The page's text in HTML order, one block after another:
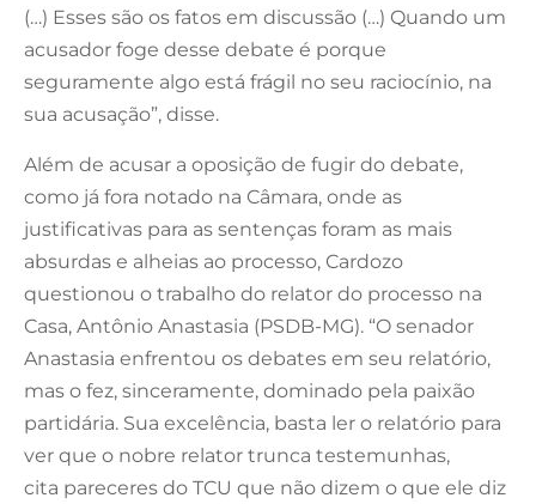
(…) Esses são os fatos em discussão (…) Quando um
acusador foge desse debate é porque
seguramente algo está frágil no seu raciocínio, na
sua acusação”, disse.
Além de acusar a oposição de fugir do debate,
como já fora notado na Câmara, onde as
justificativas para as sentenças foram as mais
absurdas e alheias ao processo, Cardozo
questionou o trabalho do relator do processo na
Casa, Antônio Anastasia (PSDB-MG). “O senador
Anastasia enfrentou os debates em seu relatório,
mas o fez, sinceramente, dominado pela paixão
partidária. Sua excelência, basta ler o relatório para
ver que o nobre relator trunca testemunhas,
cita pareceres do TCU que não dizem o que ele diz